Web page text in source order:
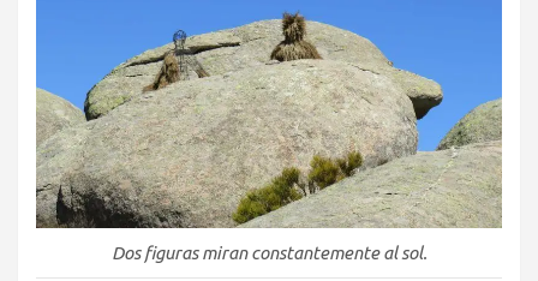
Dos figuras miran constantemente al sol.